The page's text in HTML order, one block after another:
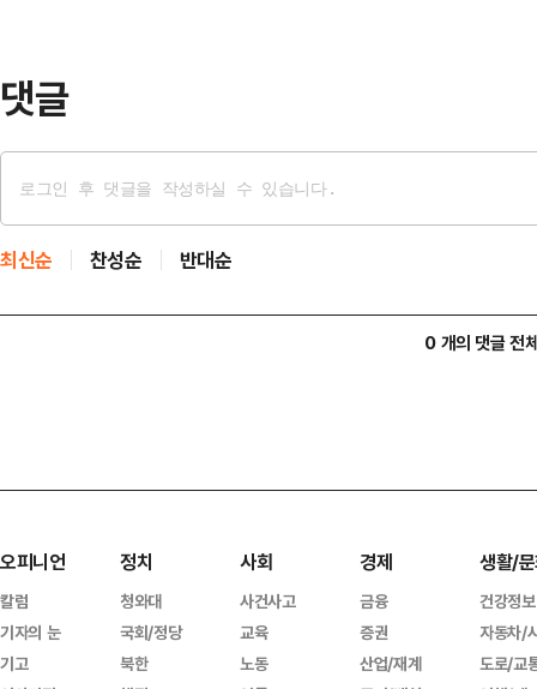
댓글
최신순 찬성순 반대순
0 개의 댓글 전
오피니언
칼럼
기자의 눈
기고
정치
청와대
국회/정당
북한
사회
사건사고
교육
노동
경제
금융
증권
산업/재계
생활/
건강정보
자동차/
도로/교